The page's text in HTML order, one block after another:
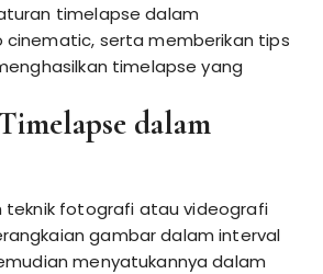
timelapse dalam
serta memberikan tips
timelapse yang
dalam
teknik fotografi atau videografi
gambar dalam interval
menyatukannya dalam